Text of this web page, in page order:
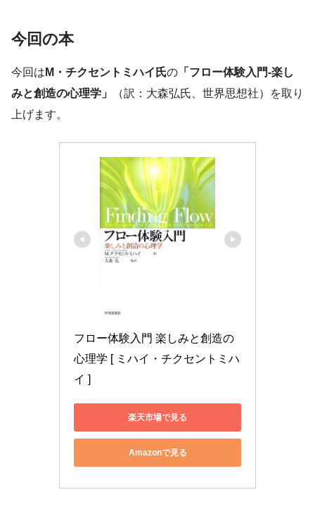
今回の本
今回は M・チクセントミハイ氏の 「フロー体験入門-楽し
みと創造の心理学」
（訳：大森弘氏、世界思想社）を取り
上げます。
フロー体験入門 楽しみと創造の
心理学 [ ミハイ・チクセントミハ
イ ]
楽天市場で見る
Amazonで見る